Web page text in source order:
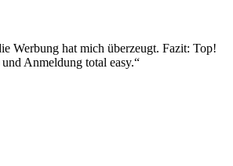
Werbung hat mich überzeugt. Fazit: Top!
Anmeldung total easy.“